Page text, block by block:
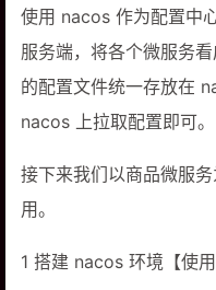
使用 nacos 作为配置中
服务端，将各个微服务
的配置文件统一存放在
nacos 上拉取配置即可。
接下来我们以商品微服
用。
1 搭建 nacos 环境【使